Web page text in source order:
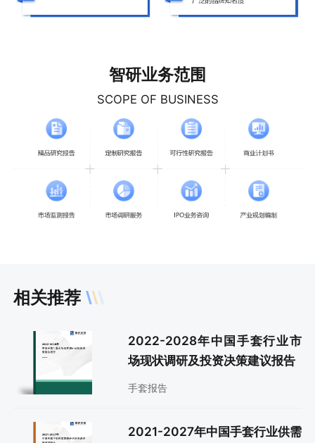
智研业务范围
SCOPE OF BUSINESS
相关推荐
2022-2028年中国手套行业市
场现状调研及投资决策建议报告
手套报告
2021-2027年中国手套行业供需